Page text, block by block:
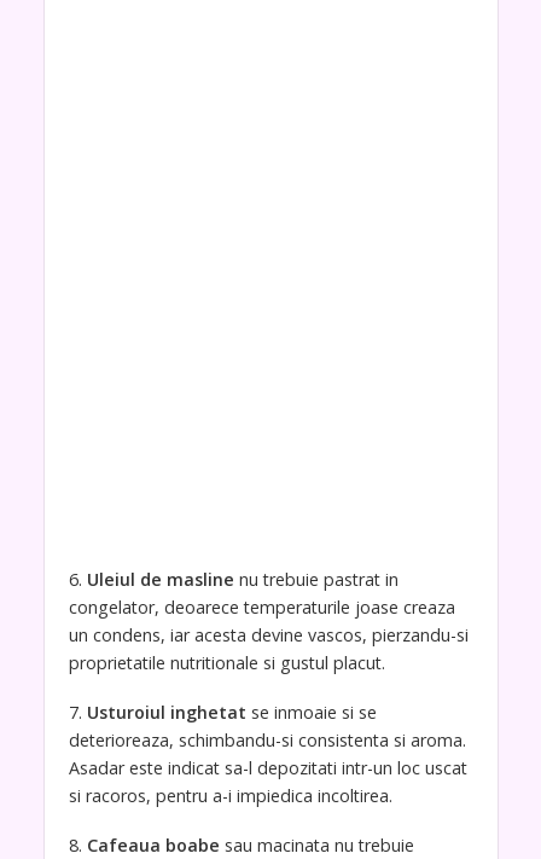
6. Uleiul de masline nu trebuie pastrat in
congelator, deoarece temperaturile joase creaza
un condens, iar acesta devine vascos, pierzandu-si
proprietatile nutritionale si gustul placut.
7. Usturoiul inghetat se inmoaie si se
deterioreaza, schimbandu-si consistenta si aroma.
Asadar este indicat sa-l depozitati intr-un loc uscat
si racoros, pentru a-i impiedica incoltirea.
8. Cafeaua boabe sau macinata nu trebuie